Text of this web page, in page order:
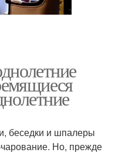
беседки и шпалеры
Но, прежде